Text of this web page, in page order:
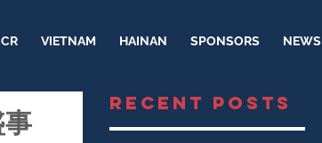
VIETNAM HAINAN SPONSORS NEWS
RECENT POSTS